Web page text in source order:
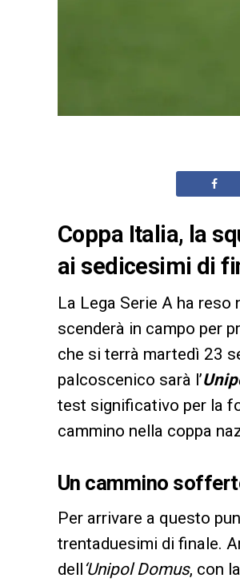
Coppa Italia, la
ai sedicesimi di
La Lega Serie A ha
scenderà in campo per
che si terrà martedì 23
palcoscenico sarà l’
test significativo per la
cammino nella coppa
Un cammino
Per arrivare a questo
trentaduesimi di finale.
dell ‘Unipol Domus, con la